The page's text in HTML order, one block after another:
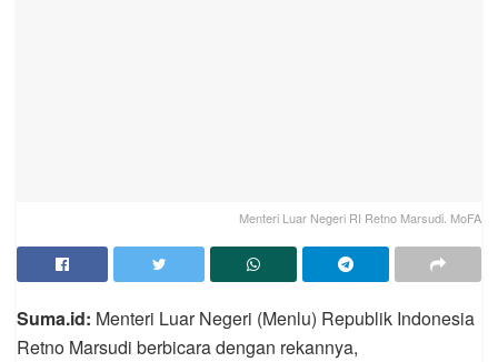
Menteri Luar Negeri RI Retno Marsudi. MoFA
Suma.id: Menteri Luar Negeri (Menlu) Republik Indonesia
Retno Marsudi berbicara dengan rekannya,